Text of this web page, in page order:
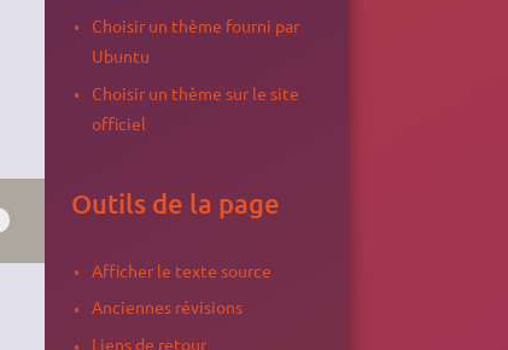
Choisir un thème fourni par
Ubuntu
Choisir un thème sur le site
officiel
Outils de la page
Afficher le texte source
Anciennes révisions
Liens de retour